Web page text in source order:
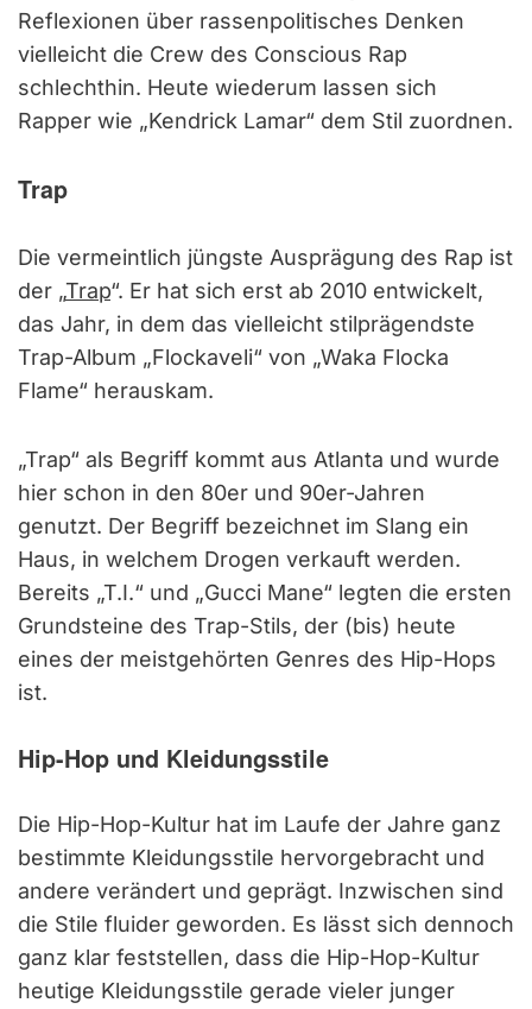
Reflexionen über rassenpolitisches Denken
vielleicht die Crew des Conscious Rap
schlechthin. Heute wiederum lassen sich
Rapper wie „Kendrick Lamar“ dem Stil zuordnen.
Trap
Die vermeintlich jüngste Ausprägung des Rap ist
der „Trap“. Er hat sich erst ab 2010 entwickelt,
das Jahr, in dem das vielleicht stilprägendste
Trap-Album „Flockaveli“ von „Waka Flocka
Flame“ herauskam.
„Trap“ als Begriff kommt aus Atlanta und wurde
hier schon in den 80er und 90er-Jahren
genutzt. Der Begriff bezeichnet im Slang ein
Haus, in welchem Drogen verkauft werden.
Bereits „T.I.“ und „Gucci Mane“ legten die ersten
Grundsteine des Trap-Stils, der (bis) heute
eines der meistgehörten Genres des Hip-Hops
ist.
Hip-Hop und Kleidungsstile
Die Hip-Hop-Kultur hat im Laufe der Jahre ganz
bestimmte Kleidungsstile hervorgebracht und
andere verändert und geprägt. Inzwischen sind
die Stile fluider geworden. Es lässt sich dennoch
ganz klar feststellen, dass die Hip-Hop-Kultur
heutige Kleidungsstile gerade vieler junger